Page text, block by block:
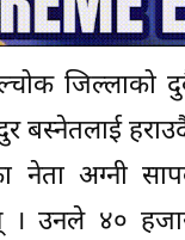
जिल्लाको
बस्नेतलाई
अग्नी
। उनले ४०